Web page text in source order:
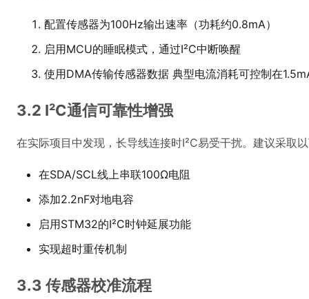
配置传感器为100Hz输出速率（功耗约0.8mA）
启用MCU的睡眠模式，通过I²C中断唤醒
使用DMA传输传感器数据 典型电流消耗可控制在
3.2 I²C通信可靠性增强
在实际项目中发现，长导线连接时I²C易受干扰。建议采取
在SDA/SCL线上串联100Ω电阻
添加2.2nF对地电容
启用STM32的I²C时钟延展功能
实现超时重传机制
3.3 传感器校准流程